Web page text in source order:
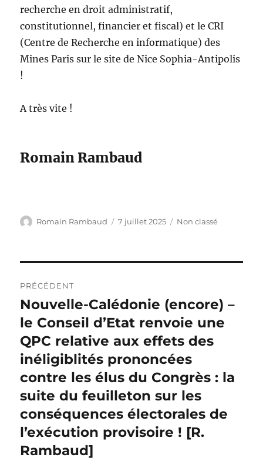
recherche en droit administratif,
constitutionnel, financier et fiscal) et le CRI
(Centre de Recherche en informatique) des
Mines Paris sur le site de Nice Sophia-Antipolis
!
A très vite !
Romain Rambaud
Auteur
Romain Rambaud
Publié
7 juillet 2025 Catégories
Non classé
de
l’article
PRÉCÉDENT
Publication
précédente :
Nouvelle-Calédonie (encore) –
le Conseil d’Etat renvoie une
QPC relative aux effets des
inéligiblités prononcées
contre les élus du Congrès : la
suite du feuilleton sur les
conséquences électorales de
l’exécution provisoire ! [R.
Rambaud]